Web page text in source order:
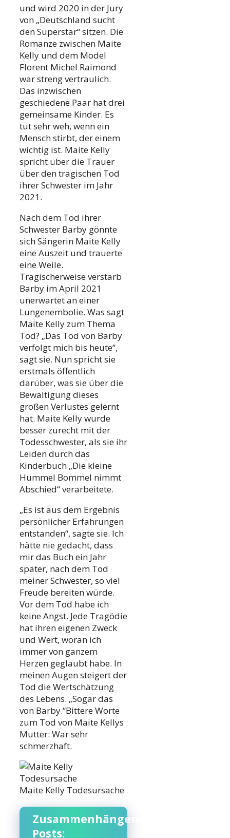
und wird 2020 in der Jury
von „Deutschland sucht
den Superstar“ sitzen. Die
Romanze zwischen Maite
Kelly und dem Model
Florent Michel Raimond
war streng vertraulich.
Das inzwischen
geschiedene Paar hat drei
gemeinsame Kinder. Es
tut sehr weh, wenn ein
Mensch stirbt, der einem
wichtig ist. Maite Kelly
spricht über die Trauer
über den tragischen Tod
ihrer Schwester im Jahr
2021.
Nach dem Tod ihrer
Schwester Barby gönnte
sich Sängerin Maite Kelly
eine Auszeit und trauerte
eine Weile.
Tragischerweise verstarb
Barby im April 2021
unerwartet an einer
Lungenembolie. Was sagt
Maite Kelly zum Thema
Tod? „Das Tod von Barby
verfolgt mich bis heute“,
sagt sie. Nun spricht sie
erstmals öffentlich
darüber, was sie über die
Bewältigung dieses
großen Verlustes gelernt
hat. Maite Kelly wurde
besser zurecht mit der
Todesschwester, als sie ihr
Leiden durch das
Kinderbuch „Die kleine
Hummel Bommel nimmt
Abschied“ verarbeitete.
„Es ist aus dem Ergebnis
persönlicher Erfahrungen
entstanden“, sagte sie. Ich
hätte nie gedacht, dass
mir das Buch ein Jahr
später, nach dem Tod
meiner Schwester, so viel
Freude bereiten würde.
Vor dem Tod habe ich
keine Angst. Jede Tragödie
hat ihren eigenen Zweck
und Wert, woran ich
immer von ganzem
Herzen geglaubt habe. In
meinen Augen steigert der
Tod die Wertschätzung
des Lebens. „Sogar das
von Barby.“Bittere Worte
zum Tod von Maite Kellys
Mutter: War sehr
schmerzhaft.
Maite Kelly Todesursache
Zusammenhängende
Posts: